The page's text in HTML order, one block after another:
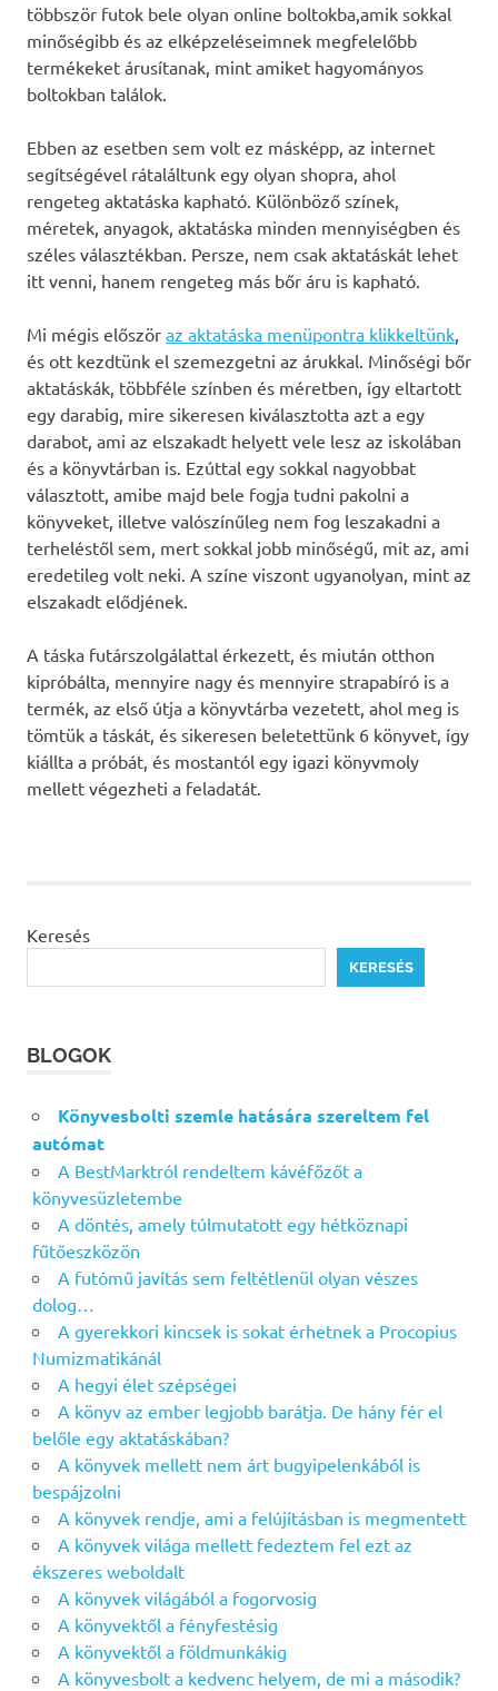
többször futok bele olyan online boltokba,amik sokkal
minőségibb és az elképzeléseimnek megfelelőbb
termékeket árusítanak, mint amiket hagyományos
boltokban találok.
Ebben az esetben sem volt ez másképp, az internet
segítségével rátaláltunk egy olyan shopra, ahol
rengeteg aktatáska kapható. Különböző színek,
méretek, anyagok, aktatáska minden mennyiségben és
széles választékban. Persze, nem csak aktatáskát lehet
itt venni, hanem rengeteg más bőr áru is kapható.
Mi mégis először az aktatáska menüpontra klikkeltünk
és ott kezdtünk el szemezgetni az árukkal. Minőségi bőr
aktatáskák, többféle színben és méretben, így eltartott
egy darabig, mire sikeresen kiválasztotta azt a egy
darabot, ami az elszakadt helyett vele lesz az iskolában
és a könyvtárban is. Ezúttal egy sokkal nagyobbat
választott, amibe majd bele fogja tudni pakolni a
könyveket, illetve valószínűleg nem fog leszakadni a
terheléstől sem, mert sokkal jobb minőségű, mit az, ami
eredetileg volt neki. A színe viszont ugyanolyan, mint az
elszakadt elődjének.
A táska futárszolgálattal érkezett, és miután otthon
kipróbálta, mennyire nagy és mennyire strapabíró is a
termék, az első útja a könyvtárba vezetett, ahol meg is
tömtük a táskát, és sikeresen beletettünk 6 könyvet, így
kiállta a próbát, és mostantól egy igazi könyvmoly
mellett végezheti a feladatát.
Keresés
KERESÉS
BLOGOK
Könyvesbolti szemle hatására szereltem fel
autómat
A BestMarktról rendeltem kávéfőzőt a
könyvesüzletembe
A döntés, amely túlmutatott egy hétköznapi
fűtőeszközön
A futómű javítás sem feltétlenül olyan vészes
dolog…
A gyerekkori kincsek is sokat érhetnek a Procopius
Numizmatikánál
A hegyi élet szépségei
A könyv az ember legjobb barátja. De hány fér el
belőle egy aktatáskában?
A könyvek mellett nem árt bugyipelenkából is
bespájzolni
A könyvek rendje, ami a felújításban is megmentett
A könyvek világa mellett fedeztem fel ezt az
ékszeres weboldalt
A könyvek világából a fogorvosig
A könyvektől a fényfestésig
A könyvektől a földmunkákig
A könyvesbolt a kedvenc helyem, de mi a második?